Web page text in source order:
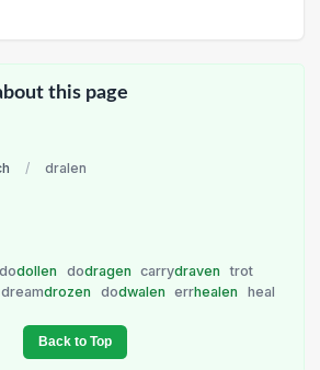
this page
/ dralen
dodollen dodragen carrydraven
trot
dreamdrozen dodwalen errhealen heal
Back to Top